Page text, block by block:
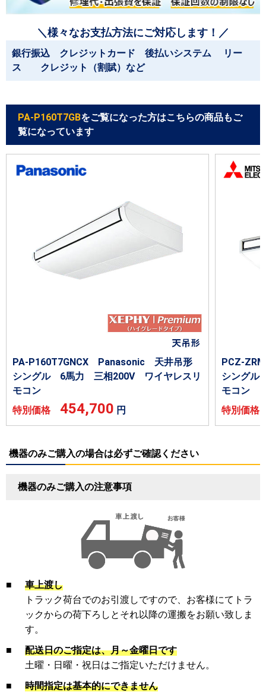
＼様々なお支払方法にご対応します！／
銀行振込 クレジットカード 後払いシステム リー
ス クレジット（割賦）など
PA-P160T7GBをご覧になった方はこちらの商品もご
覧になっています
PA-P160T7GNCX Panasonic 天井吊形
シングル 6馬力 三相200V ワイヤレスリ
モコン
特別価格 454,700 円
PCZ-
シング
モコン
特別価
機器のみご購入の場合は必ずご確認ください
機器のみご購入の注意事項
■
車上渡し
トラック荷台でのお引渡しですので、お客様にてトラ
ックからの荷下ろしとそれ以降の運搬をお願い致しま
す。
■
配送日のご指定は、月～金曜日です
土曜・日曜・祝日はご指定いただけません。
■
時間指定は基本的にできません